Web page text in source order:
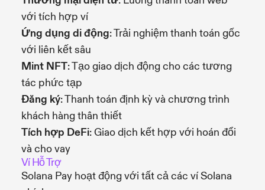
với tích hợp ví
Ứng dụng di động: Trải nghiệm thanh toán gốc
với liên kết sâu
Mint NFT: Tạo giao dịch động cho các tương
tác phức tạp
Đăng ký: Thanh toán định kỳ và chương trình
khách hàng thân thiết
Tích hợp DeFi: Giao dịch kết hợp với hoán đổi
và cho vay
Ví Hỗ Trợ
Solana Pay hoạt động với tất cả các ví Solana